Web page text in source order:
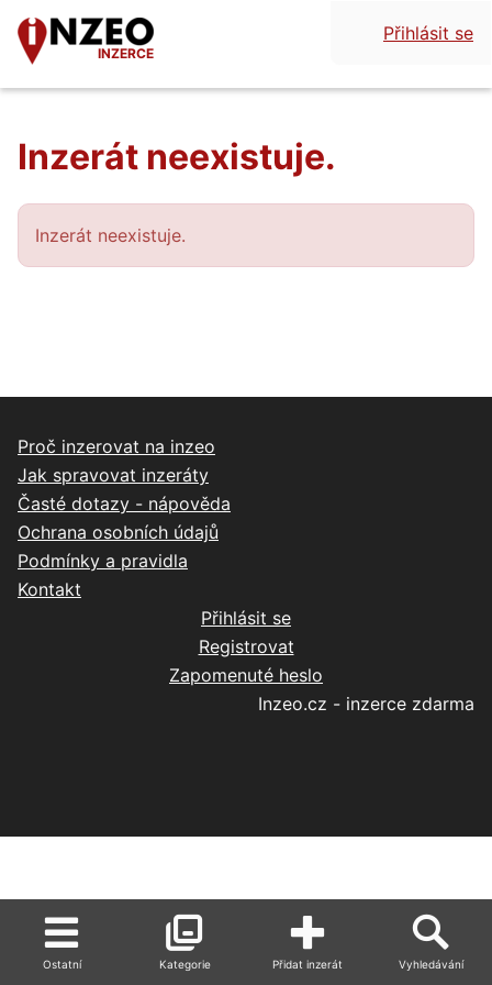
INZERCE
Přihlásit se
Inzerát neexistuje.
Inzerát neexistuje.
Kategorie
Ostatní Přidat inzerát Vyhledávání
Proč inzerovat na inzeo
Jak spravovat inzeráty
Časté dotazy - nápověda
Ochrana osobních údajů
Podmínky a pravidla
Kontakt
Přihlásit se
Registrovat
Zapomenuté heslo
Inzeo.cz - inzerce zdarma